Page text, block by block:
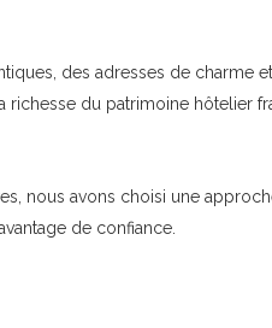
des adresses de charme
du patrimoine hôtelier
nous avons choisi une
de confiance.